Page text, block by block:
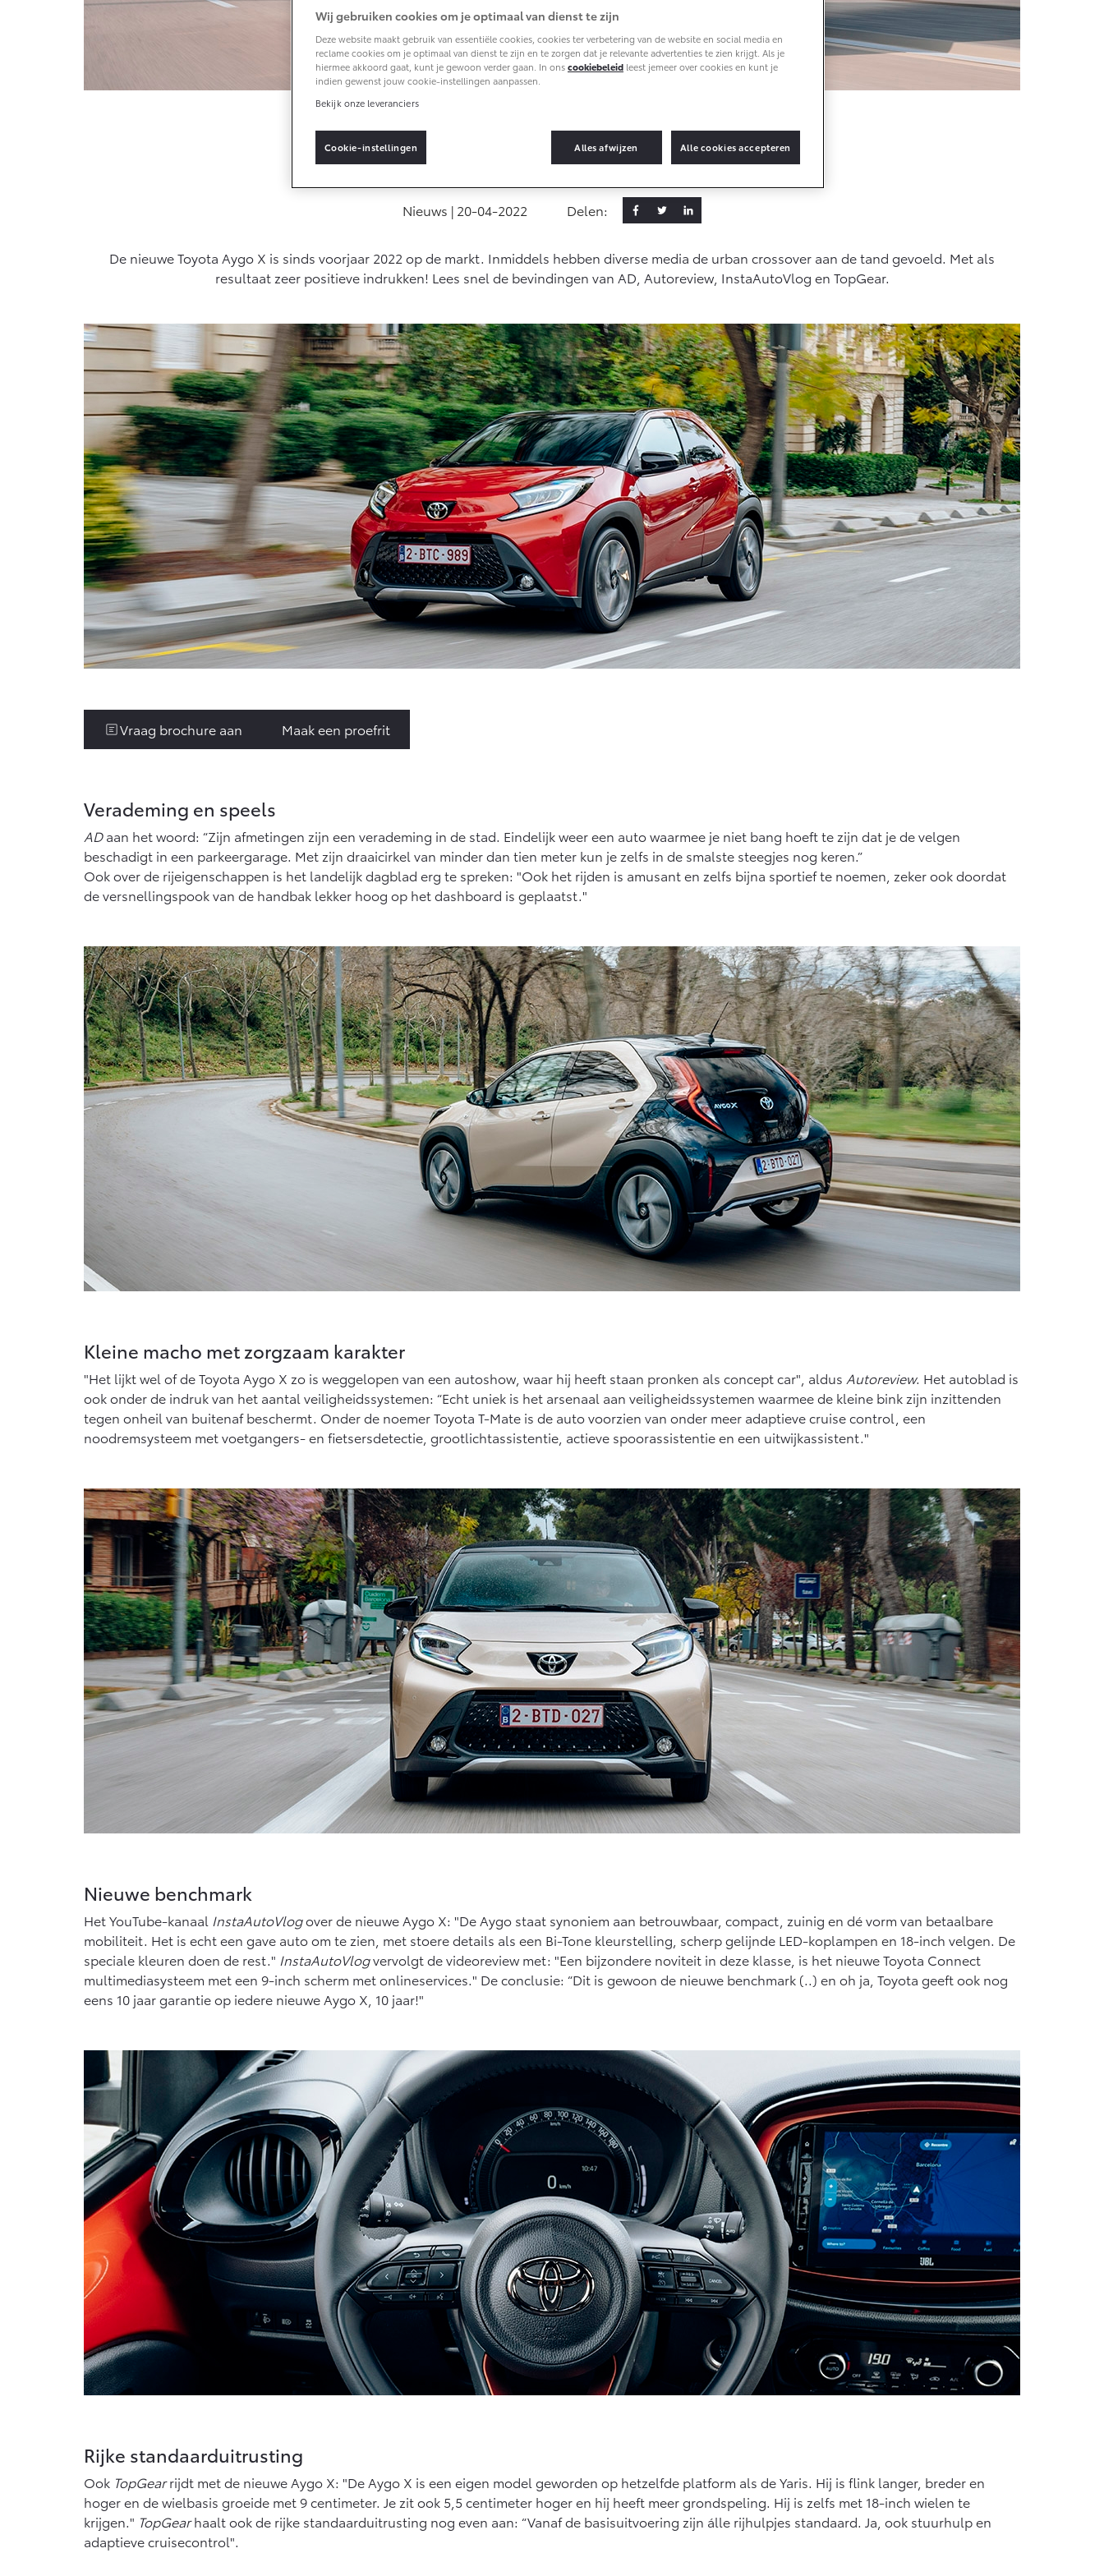
Sponsorbeleid
Vanaf € 35.495,- Vanaf € 39.995,- Vanaf € 36.495,-
RAV4
Vanaf € 49.995,-
bZ4X
Vanaf € 39.995,-
WATERSTOF-
ELEKTRISCH
Vanaf € 76.695,-
OOK ALS BATTERIJ-
ELEKTRISCH
Vanaf € 27.945,-
OOK ALS BATTERIJ-
ELEKTRISCH
Vanaf € 37.500,-
BATTERIJ-ELEKTRISCH
Vanaf € 55.950,-
Proace Max (excl. BTW)
OOK ALS BATTERIJ-
ELEKTRISCH
Vanaf € 46.301,-
Hilux (excl. BTW)
OOK ALS BATTERIJ-
ELEKTRISCH
Vanaf € 56.570,-
Land Cruiser (excl. BTW)
Vanaf € 89.986,-
Connected
Connected Services
MyToyota login
MyToyota App
Multimedia
Navigatie updates
Toyota Hybride
Autoverzekering
Nieuws | 20-04-2022 Delen:
De nieuwe Toyota Aygo X is sinds voorjaar 2022 op de markt. Inmiddels hebben diverse media de urban crossover aan de tand gevoeld. Met als
resultaat zeer positieve indrukken! Lees snel de bevindingen van AD, Autoreview, InstaAutoVlog en TopGear.
Vraag brochure aan Maak een proefrit
Verademing en speels
ADaan het woord: “Zijn afmetingen zijn een verademing in de stad. Eindelijk weer een auto waarmee je niet bang hoeft te zijn dat je de velgen
beschadigt in een parkeergarage. Met zijn draaicirkel van minder dan tien meter kun je zelfs in de smalste steegjes nog keren.”
Ook over de rijeigenschappen is het landelijk dagblad erg te spreken: "Ook het rijden is amusant en zelfs bijna sportief te noemen, zeker ook doordat
de versnellingspook van de handbak lekker hoog op het dashboard is geplaatst."
Kleine macho met zorgzaam karakter
"Het lijkt wel of de Toyota Aygo X zo is weggelopen van een autoshow, waar hij heeft staan pronken als concept car", aldus Autoreview. Het autoblad is
ook onder de indruk van het aantal veiligheidssystemen: “Echt uniek is het arsenaal aan veiligheidssystemen waarmee de kleine bink zijn inzittenden
tegen onheil van buitenaf beschermt. Onder de noemer Toyota T-Mate is de auto voorzien van onder meer adaptieve cruise control, een
noodremsysteem met voetgangers- en fietsersdetectie, grootlichtassistentie, actieve spoorassistentie en een uitwijkassistent."
Nieuwe benchmark
Het YouTube-kanaal InstaAutoVlogover de nieuwe Aygo X: "De Aygo staat synoniem aan betrouwbaar, compact, zuinig en dé vorm van betaalbare
mobiliteit. Het is echt een gave auto om te zien, met stoere details als een Bi-Tone kleurstelling, scherp gelijnde LED-koplampen en 18-inch velgen. De
speciale kleuren doen de rest." InstaAutoVlogvervolgt de videoreview met: "Een bijzondere noviteit in deze klasse, is het nieuwe Toyota Connect
multimediasysteem met een 9-inch scherm met onlineservices." De conclusie: “Dit is gewoon de nieuwe benchmark (..) en oh ja, Toyota geeft ook nog
eens 10 jaar garantie op iedere nieuwe Aygo X, 10 jaar!"
Rijke standaarduitrusting
Ook TopGearrijdt met de nieuwe Aygo X: "De Aygo X is een eigen model geworden op hetzelfde platform als de Yaris. Hij is flink langer, breder en
hoger en de wielbasis groeide met 9 centimeter. Je zit ook 5,5 centimeter hoger en hij heeft meer grondspeling. Hij is zelfs met 18-inch wielen te
krijgen." TopGearhaalt ook de rijke standaarduitrusting nog even aan: “Vanaf de basisuitvoering zijn álle rijhulpjes standaard. Ja, ook stuurhulp en
adaptieve cruisecontrol".
Wij gebruiken cookies om je optimaal van dienst te zijn
Deze website maakt gebruik van essentiële cookies, cookies ter verbetering van de website en social media en
reclame cookies om je optimaal van dienst te zijn en te zorgen dat je relevante advertenties te zien krijgt. Als je
hiermee akkoord gaat, kunt je gewoon verder gaan. In onscookiebeleid leest jemeer over cookies en kunt je
indien gewenst jouw cookie-instellingen aanpassen.
Bekijk onze leveranciers
Cookie-instellingen Alles afwijzen Alle cookies accepteren